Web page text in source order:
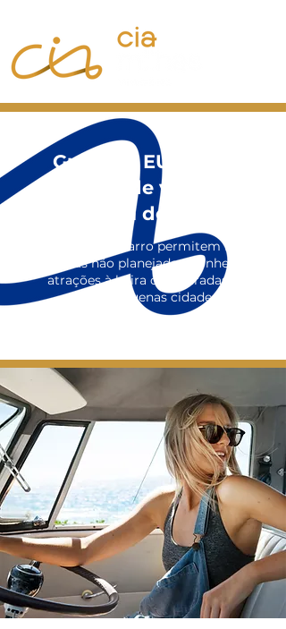
Guia dos EUA para
aluguéis de veículo e
viagem de carro
As viagens de carro permitem fazer
paradas não planejadas, conhecer
atrações à beira das estradas e
visitar pequenas cidades.